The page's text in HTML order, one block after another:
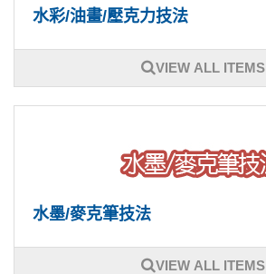
水彩/油畫/壓克力技法
VIEW ALL ITEMS
水墨/麥克筆技法
VIEW ALL ITEMS